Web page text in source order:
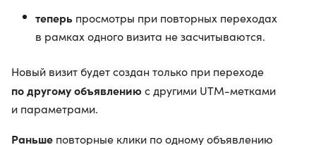
теперь просмотры при повторных переходах
в рамках одного визита не засчитываются.
Новый визит будет создан только при переходе
по другому объявлениюс другими UTM-метками
и параметрами.
Раньше повторные клики по одному объявлению